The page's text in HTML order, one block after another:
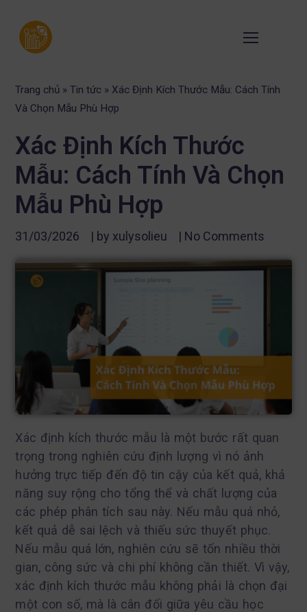
Trang chủ »Tin tức » Xác Định Kích Thước Mẫu: Cách Tính
Và Chọn Mẫu Phù Hợp
Xác Định Kích Thước
Mẫu: Cách Tính Và Chọn
Mẫu Phù Hợp
31/03/2026 | by xulysolieu | No Comments
Xác định kích thước mẫu là một bước rất quan
trọng trong nghiên cứu định lượng vì nó ảnh
hưởng trực tiếp đến độ tin cậy của kết quả, khả
năng suy rộng cho tổng thể và chất lượng của
các phép phân tích sau này. Nếu mẫu quá nhỏ,
kết quả dễ sai lệch và thiếu sức thuyết phục.
Nếu mẫu quá lớn, nghiên cứu sẽ tốn nhiều thời
gian, công sức và chi phí không cần thiết. Vì vậy,
xác định kích thước mẫu không phải là chọn đại
một con số, mà là cân đối giữa yêu cầu học